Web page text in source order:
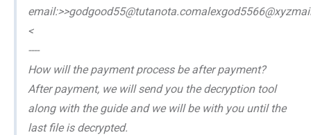
<
----
How will the payment process be after payment?
After payment, we will send you the decryption tool
along with the guide and we will be with you until the
last file is decrypted.